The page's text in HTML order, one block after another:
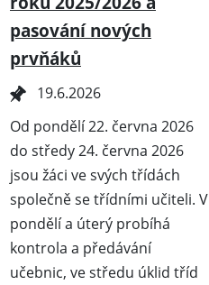
pasování nových
prvňáků
19.6.2026
Od pondělí 22. června 2026
do středy 24. června 2026
jsou žáci ve svých třídách
společně se třídními učiteli. V
pondělí a úterý probíhá
kontrola a předávání
učebnic, ve středu úklid tříd